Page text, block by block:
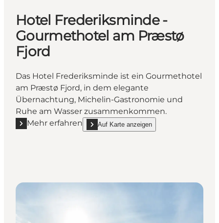
Hotel Frederiksminde -
Gourmethotel am Præstø
Fjord
Das Hotel Frederiksminde ist ein Gourmethotel
am Præstø Fjord, in dem elegante
Übernachtung, Michelin-Gastronomie und
Ruhe am Wasser zusammenkommen.
Mehr erfahren
Mehr erfahren "Hotel Frederiksminde -
Auf Karte anzeigen
show Hotel Frederiksminde - Gourmethotel